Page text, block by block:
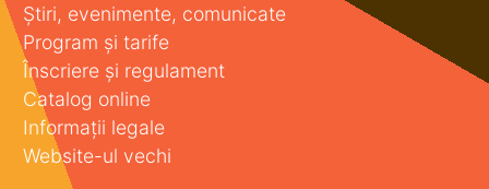
Știri, evenimente, comunicate
Program și tarife
Înscriere și regulament
Catalog online
Informații legale
Website-ul vechi